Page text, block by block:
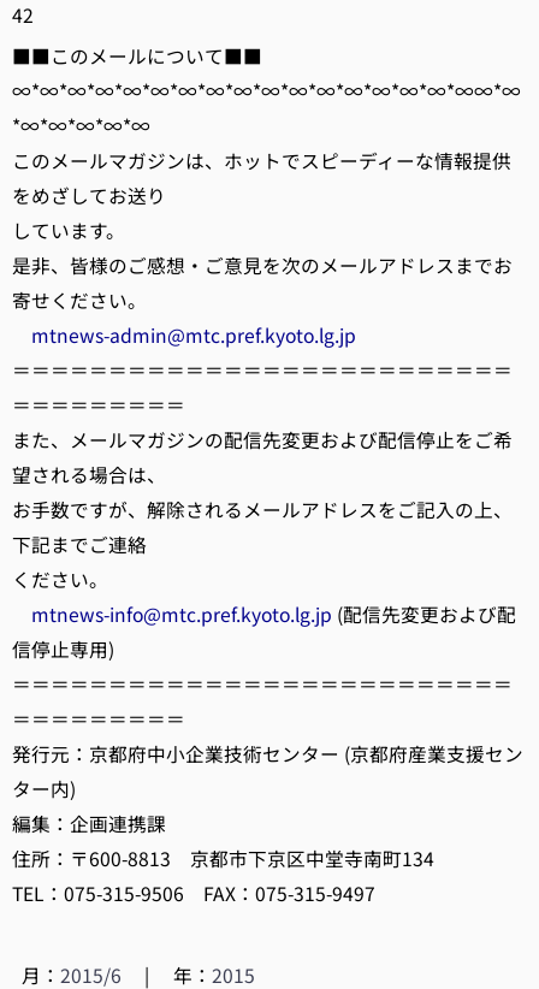
42
■■このメールについて■■
∞*∞*∞*∞*∞*∞*∞*∞*∞*∞*∞*∞*∞*∞*∞*∞*∞∞*∞
*∞*∞*∞*∞*∞
このメールマガジンは、ホットでスピーディーな情報提供
をめざしてお送り
しています。
是非、皆様のご感想・ご意見を次のメールアドレスまでお
寄せください。
mtnews-admin@mtc.pref.kyoto.lg.jp
＝＝＝＝＝＝＝＝＝＝＝＝＝＝＝＝＝＝＝＝＝＝＝＝＝＝
＝＝＝＝＝＝＝＝＝
また、メールマガジンの配信先変更および配信停止をご希
望される場合は、
お手数ですが、解除されるメールアドレスをご記入の上、
下記までご連絡
ください。
mtnews-info@mtc.pref.kyoto.lg.jp (配信先変更および配
信停止専用)
＝＝＝＝＝＝＝＝＝＝＝＝＝＝＝＝＝＝＝＝＝＝＝＝＝＝
＝＝＝＝＝＝＝＝＝
発行元：京都府中小企業技術センター (京都府産業支援セン
ター内)
編集：企画連携課
住所：〒600-8813 京都市下京区中堂寺南町134
TEL：075-315-9506 FAX：075-315-9497
月： 2015/6 | 年：2015